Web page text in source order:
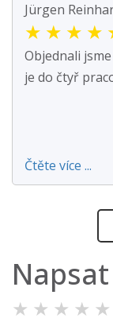
Jürgen
★ ★ ★ ★
Objednali
je do čtyř
Čtěte více ...
★ ★ ★ ★ ★